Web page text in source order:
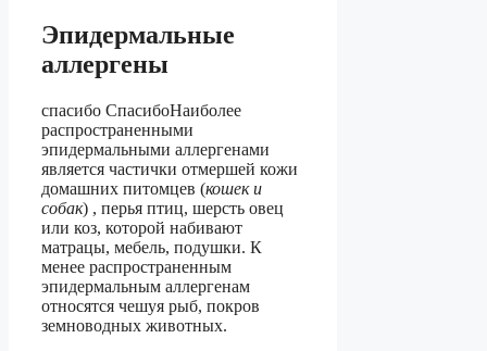
Эпидермальные
аллергены
спасибо СпасибоНаиболее
распространенными
эпидермальными аллергенами
является частички отмершей кожи
домашних питомцев (кошек и
собак) , перья птиц, шерсть овец
или коз, которой набивают
матрацы, мебель, подушки. К
менее распространенным
эпидермальным аллергенам
относятся чешуя рыб, покров
земноводных животных.